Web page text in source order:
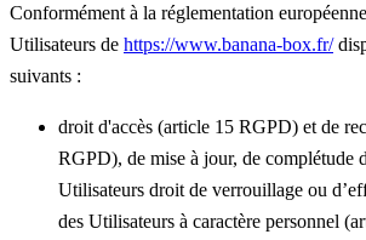
Conformément à la réglementation
Utilisateurs de https://www.banana-box.fr/
suivants :
droit d'accès (article 15 RGPD) et de
RGPD), de mise à jour, de complétude
Utilisateurs droit de verrouillage ou
des Utilisateurs à caractère personnel